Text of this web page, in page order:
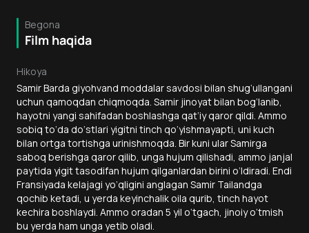
Begona
Film haqida
Hikoya
Samir Barda giyohvand moddalar savdosi bilan shug‘ullangani
uchun qamoqdan chiqmoqda. Samir jinoyat bilan bog‘lanib,
hayotni yangi sahifadan boshlashga qat’iy qaror qildi. Ammo
sobiq to‘da do‘stlari yigitni tinch qo‘yishmayapti, uni kuch
bilan ortga tortishga urinishmoqda. Bir kuni ular Samirga
saboq berishga qaror qilib, unga hujum qilishadi, ammo janjal
paytida yigit tasodifan hujum qilganlardan birini o‘ldiradi. Endi
Fransiyada kelajagi yo‘qligini anglagan Samir Tailandga
qochib ketadi, u yerda keyinchalik oila qurib, tinch hayot
kechira boshlaydi. Ammo oradan 5 yil o‘tgach, jinoiy o‘tmish
bu yerda ham unga yetib oladi.